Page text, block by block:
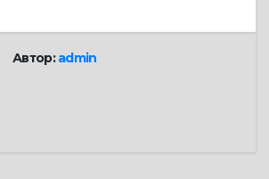
Автор:admin